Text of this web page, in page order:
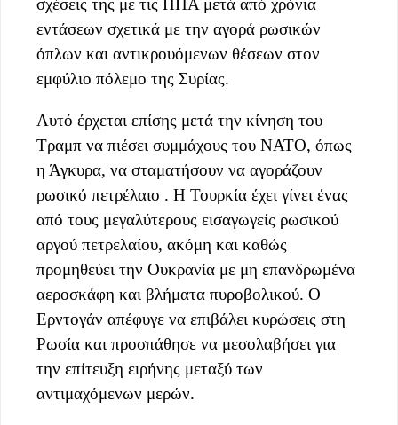
σχέσεις της με τις ΗΠΑ μετά από χρόνια
εντάσεων σχετικά με την αγορά ρωσικών
όπλων και αντικρουόμενων θέσεων στον
εμφύλιο πόλεμο της Συρίας.
Αυτό έρχεται επίσης μετά την κίνηση του
Τραμπ να πιέσει συμμάχους του ΝΑΤΟ, όπως
η Άγκυρα, να σταματήσουν να αγοράζουν
ρωσικό πετρέλαιο . Η Τουρκία έχει γίνει ένας
από τους μεγαλύτερους εισαγωγείς ρωσικού
αργού πετρελαίου, ακόμη και καθώς
προμηθεύει την Ουκρανία με μη επανδρωμένα
αεροσκάφη και βλήματα πυροβολικού. Ο
Ερντογάν απέφυγε να επιβάλει κυρώσεις στη
Ρωσία και προσπάθησε να μεσολαβήσει για
την επίτευξη ειρήνης μεταξύ των
αντιμαχόμενων μερών.